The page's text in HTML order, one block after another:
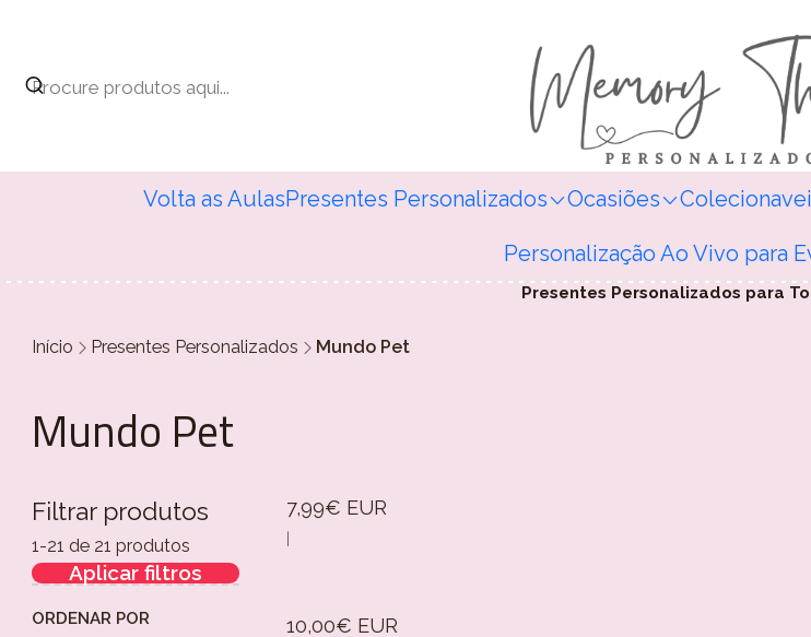
Volta as AulasPresentes Personalizados Ocasiões
Personalização Ao Vivo para
Presentes Personalizados para
Início Presentes Personalizados Mundo Pet
Mundo Pet
Filtrar produtos
1-21 de 21 produtos
Aplicar filtros
ORDENAR POR
7,99€ EUR
10,00€ EUR